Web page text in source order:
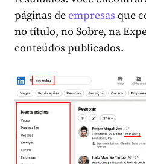
páginas deempresas que
no título, no Sobre, na
conteúdos publicados.